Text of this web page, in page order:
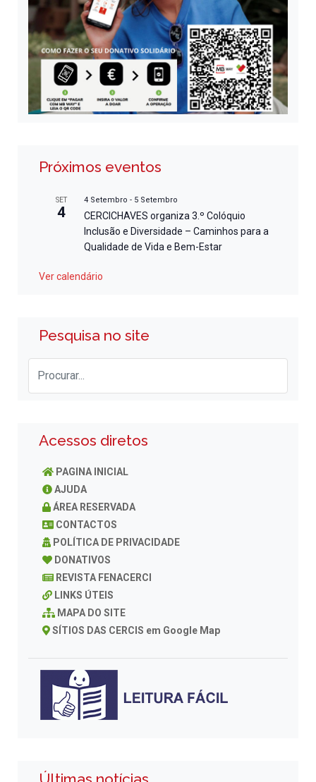
Próximos eventos
SET
4
4 Setembro - 5 Setembro
CERCICHAVES organiza 3.º Colóquio
Inclusão e Diversidade – Caminhos para a
Qualidade de Vida e Bem-Estar
Ver calendário
Pesquisa no site
Acessos diretos
PAGINA INICIAL
AJUDA
ÁREA RESERVADA
CONTACTOS
POLÍTICA DE PRIVACIDADE
DONATIVOS
REVISTA FENACERCI
LINKS ÚTEIS
MAPA DO SITE
SÍTIOS DAS CERCIS em Google Map